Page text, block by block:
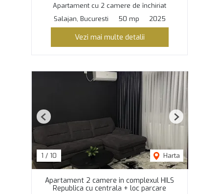
Apartament cu 2 camere de închiriat
Salajan, Bucuresti
50 mp 2025
Vezi mai multe detalii
1 / 10 Harta
Previous Next
Apartament 2 camere in complexul HILS
Republica cu centrala + loc parcare